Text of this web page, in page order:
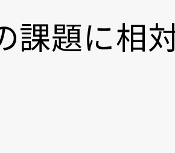
課題に相